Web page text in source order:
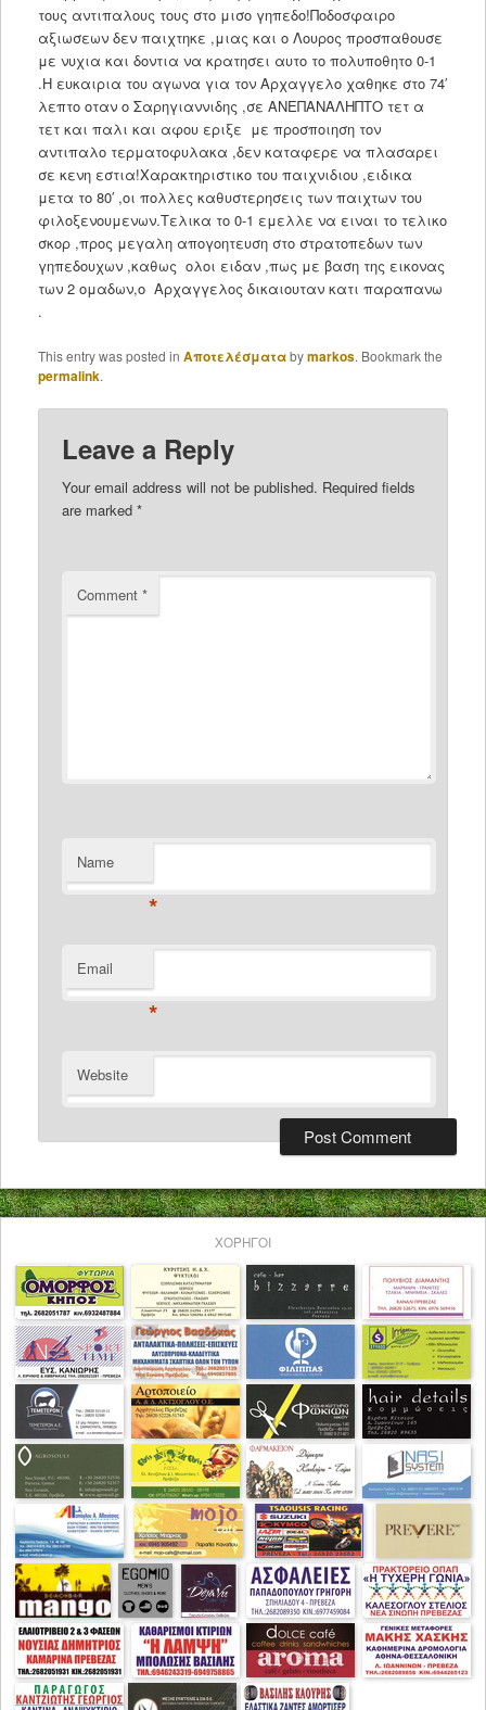
τους αντιπαλους τους στο μισο γηπεδο!Ποδοσφαιρο
αξιωσεων δεν παιχτηκε ,μιας και ο Λουρος προσπαθουσε
με νυχια και δοντια να κρατησει αυτο το πολυποθητο 0-1
.Η ευκαιρια του αγωνα για τον Αρχαγγελο χαθηκε στο 74′
λεπτο οταν ο Σαρηγιαννιδης ,σε ΑΝΕΠΑΝΑΛΗΠΤΟ τετ α
τετ και παλι και αφου εριξε με προσποιηση τον
αντιπαλο τερματοφυλακα ,δεν καταφερε να πλασαρει
σε κενη εστια!Χαρακτηριστικο του παιχνιδιου ,ειδικα
μετα το 80′ ,οι πολλες καθυστερησεις των παιχτων του
φιλοξενουμενων.Τελικα το 0-1 εμελλε να ειναι το τελικο
σκορ ,προς μεγαλη απογοητευση στο στρατοπεδων των
γηπεδουχων ,καθως ολοι ειδαν ,πως με βαση της εικονας
των 2 ομαδων,ο Αρχαγγελος δικαιουταν κατι παραπανω
.
This entry was posted in Αποτελέσματαbymarkos. Bookmark the
permalink.
Leave a Reply
Your email address will not be published. Required fields
are marked*
Comment*
Name
*
Email
*
Website
ΧΟΡΗΓΟΙ